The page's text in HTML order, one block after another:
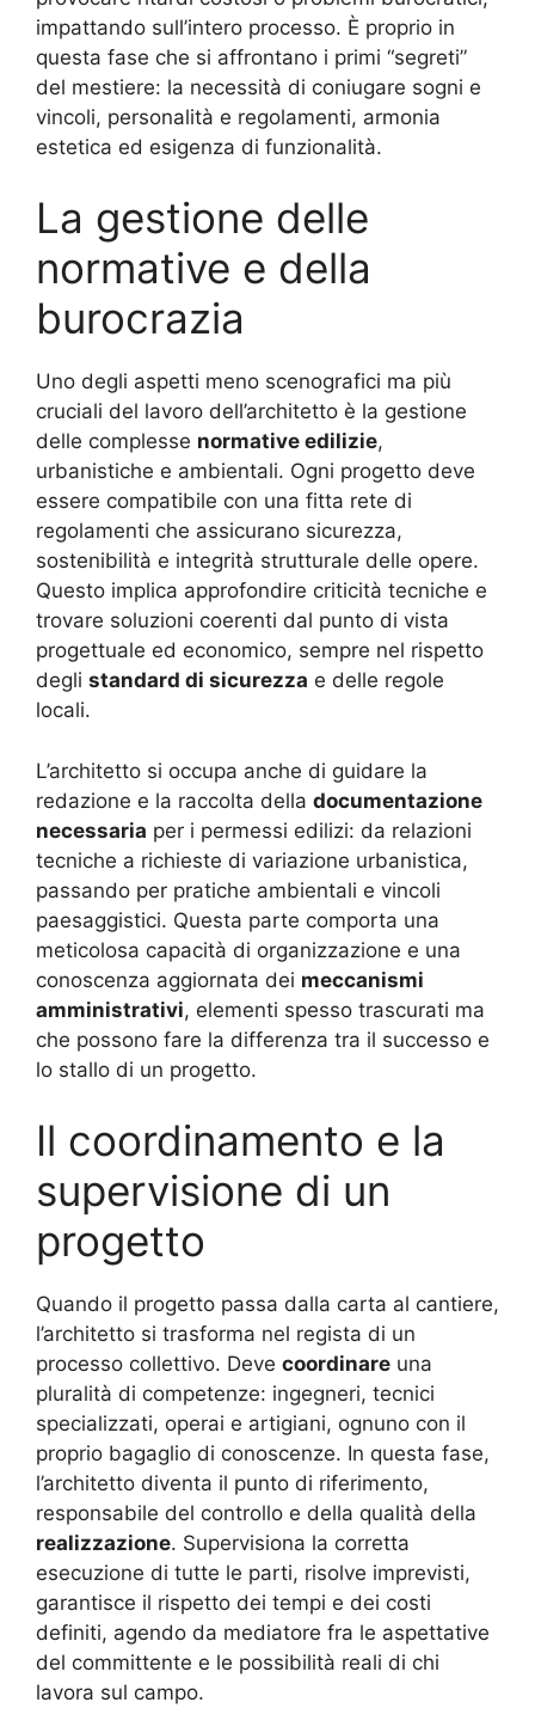
impattando sull’intero processo. È proprio in
questa fase che si affrontano i primi “segreti”
del mestiere: la necessità di coniugare sogni e
vincoli, personalità e regolamenti, armonia
estetica ed esigenza di funzionalità.
La gestione delle
normative e della
burocrazia
Uno degli aspetti meno scenografici ma più
cruciali del lavoro dell’architetto è la gestione
delle complesse normative edilizie,
urbanistiche e ambientali. Ogni progetto deve
essere compatibile con una fitta rete di
regolamenti che assicurano sicurezza,
sostenibilità e integrità strutturale delle opere.
Questo implica approfondire criticità tecniche e
trovare soluzioni coerenti dal punto di vista
progettuale ed economico, sempre nel rispetto
degli standard di sicurezza e delle regole
locali.
L’architetto si occupa anche di guidare la
redazione e la raccolta della documentazione
necessaria per i permessi edilizi: da relazioni
tecniche a richieste di variazione urbanistica,
passando per pratiche ambientali e vincoli
paesaggistici. Questa parte comporta una
meticolosa capacità di organizzazione e una
conoscenza aggiornata dei meccanismi
amministrativi, elementi spesso trascurati ma
che possono fare la differenza tra il successo e
lo stallo di un progetto.
Il coordinamento e la
supervisione di un
progetto
Quando il progetto passa dalla carta al cantiere,
l’architetto si trasforma nel regista di un
processo collettivo. Deve coordinare una
pluralità di competenze: ingegneri, tecnici
specializzati, operai e artigiani, ognuno con il
proprio bagaglio di conoscenze. In questa fase,
l’architetto diventa il punto di riferimento,
responsabile del controllo e della qualità della
realizzazione. Supervisiona la corretta
esecuzione di tutte le parti, risolve imprevisti,
garantisce il rispetto dei tempi e dei costi
definiti, agendo da mediatore fra le aspettative
del committente e le possibilità reali di chi
lavora sul campo.